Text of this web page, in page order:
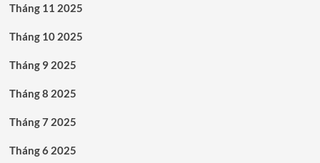
Tháng 11 2025
Tháng 10 2025
Tháng 9 2025
Tháng 8 2025
Tháng 7 2025
Tháng 6 2025